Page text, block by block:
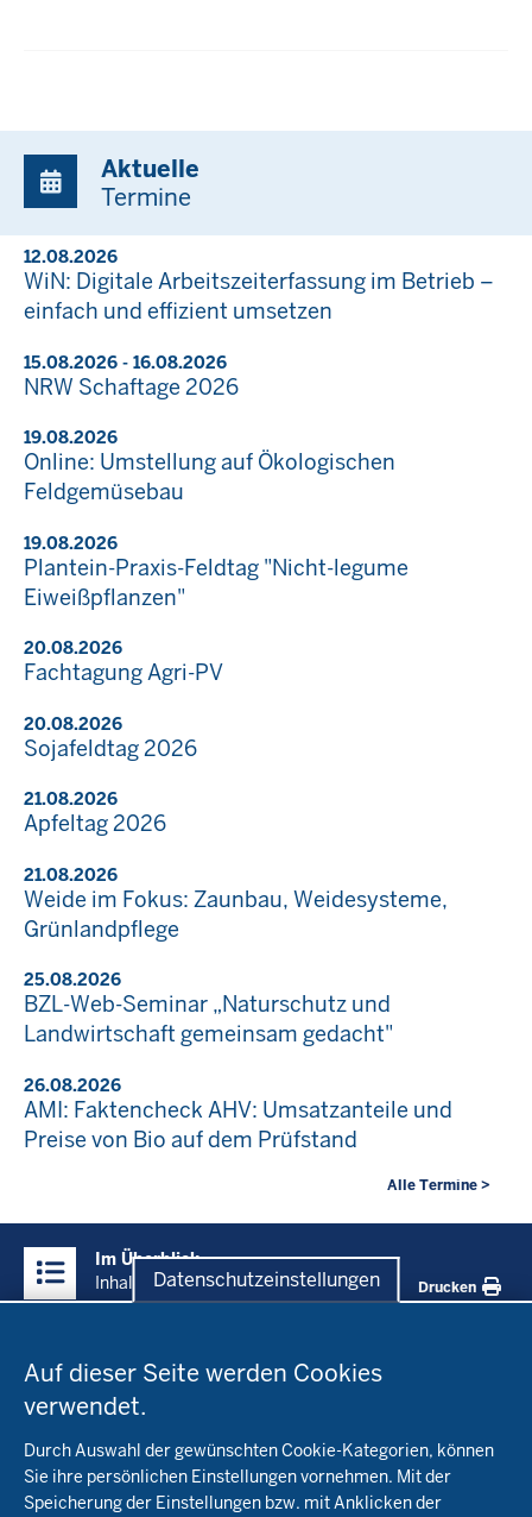
Datenschutzeinstellungen
Auf dieser Seite werden Cookies
verwendet.
Durch Auswahl der gewünschten Cookie-Kategorien, können
Sie ihre persönlichen Einstellungen vornehmen. Mit der
Speicherung der Einstellungen bzw. mit Anklicken der
Aktuelle
Termine
12.08.2026
WiN: Digitale Arbeitszeiterfassung im Betrieb –
einfach und effizient umsetzen
15.08.2026 - 16.08.2026
NRW Schaftage 2026
19.08.2026
Online: Umstellung auf Ökologischen
Feldgemüsebau
19.08.2026
Plantein-Praxis-Feldtag "Nicht-legume
Eiweißpflanzen"
20.08.2026
Fachtagung Agri-PV
20.08.2026
Sojafeldtag 2026
21.08.2026
Apfeltag 2026
21.08.2026
Weide im Fokus: Zaunbau, Weidesysteme,
Grünlandpflege
25.08.2026
BZL-Web-Seminar „Naturschutz und
Landwirtschaft gemeinsam gedacht"
26.08.2026
AMI: Faktencheck AHV: Umsatzanteile und
Preise von Bio auf dem Prüfstand
Alle Termine >
Inhalte
Im Überblick
Inhalt
Drucken
in
der
Fachinfo
Öko-Modellregionen NRW
Pflanzenbau
Beratung